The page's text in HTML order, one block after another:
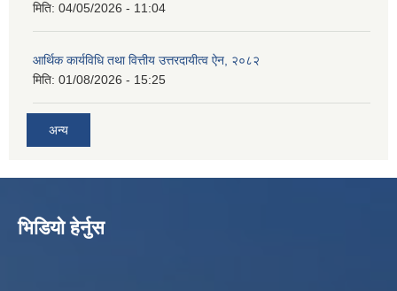
मिति: 04/05/2026 - 11:04
आर्थिक कार्यविधि तथा वित्तीय उत्तरदायीत्व ऐन, २०८२
मिति: 01/08/2026 - 15:25
अन्य
भिडियो हेर्नुस